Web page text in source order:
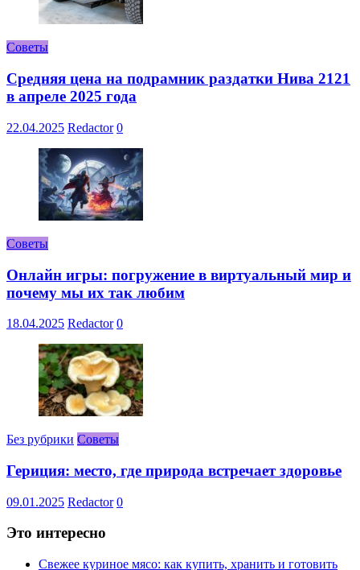
Советы
Средняя цена на подрамник раздатки Нива 2121
в апреле 2025 года
22.04.2025 Redactor 0
Советы
Онлайн игры: погружение в виртуальный мир и
почему мы их так любим
18.04.2025 Redactor 0
Без рубрики Советы
Гериция: место, где природа встречает здоровье
09.01.2025 Redactor 0
Это интересно
Свежее куриное мясо: как купить, хранить и готовить